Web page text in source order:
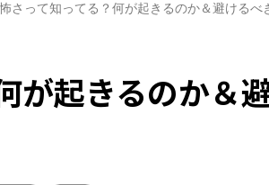
さって知ってる？何が起きるのか＆避けるべ
が起きるのか＆